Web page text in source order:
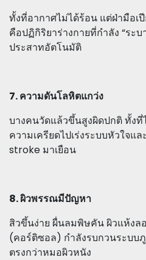
ทั้งที่อากาศไม่ได้ร้อน แต่ฝ่ามือเ
คือปฏิกิริยาร่างกายที่กำลัง “ระ
ประสาทอัตโนมัติ
7. ความดันโลหิตแกว่ง
บางคนวัดแล้วขึ้นสูงผิดปกติ ทั้งที่
ความเครียดไปเร่งระบบหัวใจแ
stroke มาเยือน
8. ผิวพรรณมีปัญหา
สิวขึ้นง่าย ผื่นลมพิษคัน ผิวแห้งล
(คอร์ติซอล) กำลังรบกวนระบบ
ตรงกว่าหมอผิวหนัง